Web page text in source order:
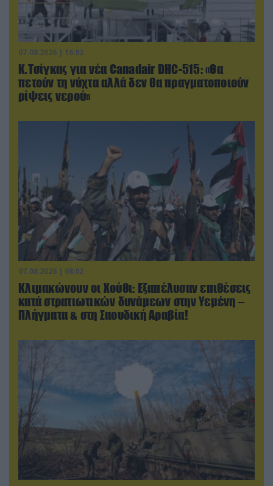
07.08.2026 | 16:02
Κ.Τσίγκας για νέα Canadair DHC-515: «Θα
πετούν τη νύχτα αλλά δεν θα πραγματοποιούν
ρίψεις νερού»
07.08.2026 | 08:02
Κλιμακώνουν οι Χούθι: Eξαπέλυσαν επιθέσεις
κατά στρατιωτικών δυνάμεων στην Υεμένη –
Πλήγματα & στη Σαουδική Αραβία!